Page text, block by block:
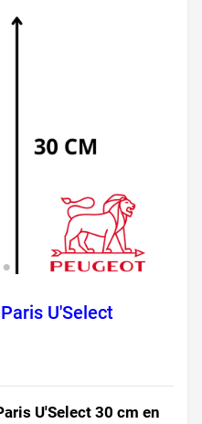
U'Select
U'Select 30 cm en